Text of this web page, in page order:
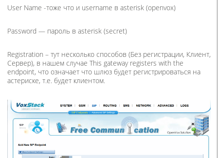
User Name -тоже что и username в asterisk (openvox)
Password — пароль в asterisk (secret)
Registration – тут несколько способов (Без регистрации, Клиент,
Сервер), в нашем случае This gateway registers with the
endpoint, что означает что шлюз будет регистрироваться на
астериске, т.е. будет клиентом.